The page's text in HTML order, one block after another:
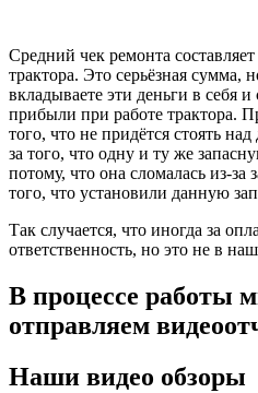
Средний чек ремонта
трактора. Это серьёзная сумма,
вкладываете эти деньги в себя и
прибыли при работе трактора.
того, что не придётся стоять
за того, что одну и ту же
потому, что она сломалась из-за
того, что установили данную
Так случается, что иногда за
ответственность, но это не в
В процессе работы
отправляем
Наши видео обзоры